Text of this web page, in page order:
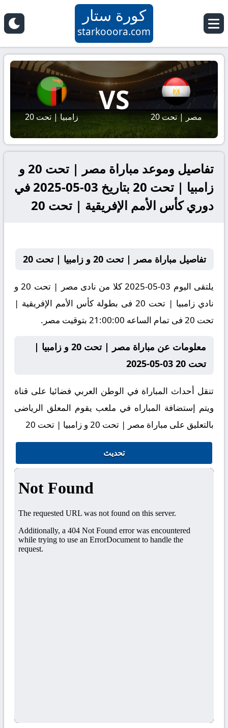
كورة ستار
starkooora.com
مصر | تحت 20
VS
زامبيا | تحت 20
تفاصيل وموعد مباراة مصر | تحت 20 و
زامبيا | تحت 20 بتاريخ 03-05-2025 في
دوري كأس الأمم الإفريقية | تحت 20
تفاصيل مباراة مصر | تحت 20 و زامبيا | تحت 20
يلتقى اليوم 03-05-2025 كلا من نادى مصر | تحت 20 و
نادي زامبيا | تحت 20 فى بطولة كأس الأمم الإفريقية |
تحت 20 فى تمام الساعه 21:00:00 بتوقيت مصر.
معلومات عن مباراة مصر | تحت 20 و زامبيا |
تحت 20 03-05-2025
تنقل أحداث المباراة في الوطن العربي فضائيا على قناة
ويتم إستضافة المباراه في ملعب يقوم المعلق الرياضى
بالتعليق على مباراة مصر | تحت 20 و زامبيا | تحت 20
تحديث